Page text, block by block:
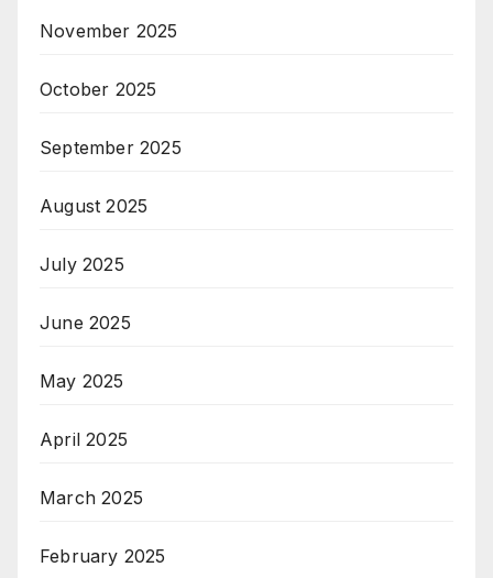
November 2025
October 2025
September 2025
August 2025
July 2025
June 2025
May 2025
April 2025
March 2025
February 2025